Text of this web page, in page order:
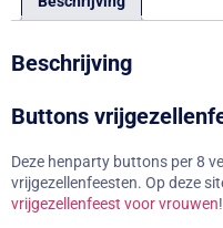
Beschrijving
Buttons
Deze henparty buttons per 8
vrijgezellenfeesten. Op deze
vrijgezellenfeest voor vrouwen!